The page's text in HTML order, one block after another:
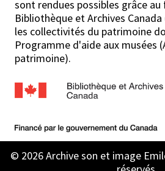
sont rendues possibles grâce
Bibliothèque et Archives
les collectivités du patrimoine
Programme d'aide aux musées
patrimoine).
© 2026 Archive son et image